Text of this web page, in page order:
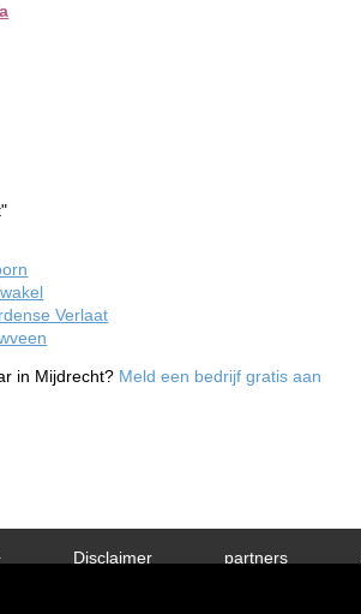
Verlaat
in Mijdrecht? Meld een bedrijf gratis aan
partners
Disclaimer